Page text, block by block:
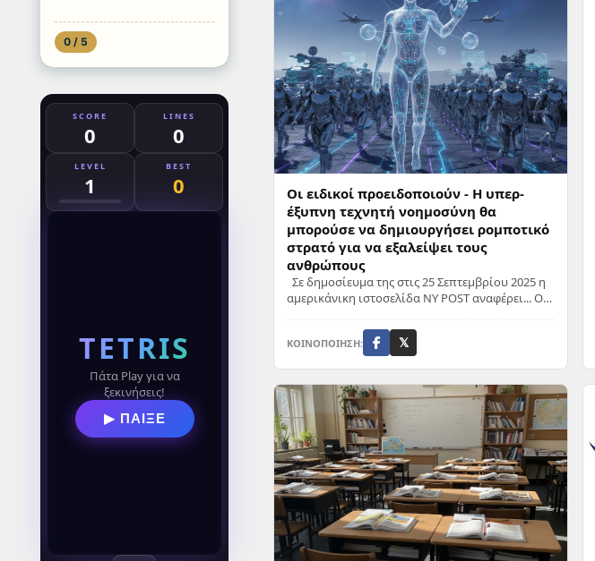
0 / 5
SCORE
0
LINES
0
LEVEL
1
BEST
0
TETRIS
Πάτα Play για να
ξεκινήσεις!
▶ ΠΑΙΞΕ
Οι ειδικοί προειδοποιούν - Η υπερ-
έξυπνη τεχνητή νοημοσύνη θα
μπορούσε να δημιουργήσει ρομποτικό
στρατό για να εξαλείψει τους
ανθρώπους
Σε δημοσίευμα της στις 25 Σεπτεμβρίου 2025 η
αμερικάνικη ιστοσελίδα NY POST αναφέρει... Οι
ΚΟΙΝΟΠΟΙΗΣΗ: 𝕏